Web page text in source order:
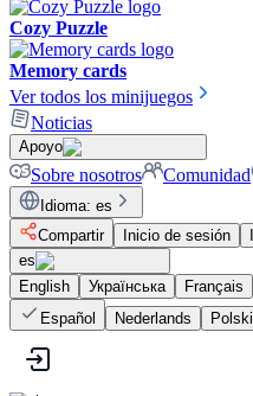
Cozy Puzzle
Memory cards
Ver todos los minijuegos
Noticias
Apoyo
Sobre nosotros Comunidad
Idioma: es
Compartir
Inicio de sesión
es
English
Українська Français
Español
Nederlands Polski